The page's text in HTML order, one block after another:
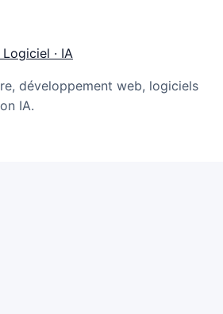
Logiciel · IA
développement web, logiciels
IA.